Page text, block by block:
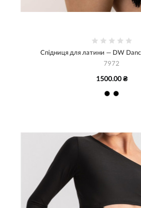
Спідниця для латини — DW
7972
1500.00 ₴